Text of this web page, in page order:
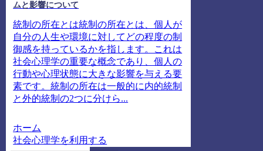
ムと影響について
統制の所在とは統制の所在とは、個人が
自分の人生や環境に対してどの程度の制
御感を持っているかを指します。これは
社会心理学の重要な概念であり、個人の
行動や心理状態に大きな影響を与える要
素です。統制の所在は一般的に内的統制
と外的統制の2つに分けら...
ホーム
社会心理学を利用する